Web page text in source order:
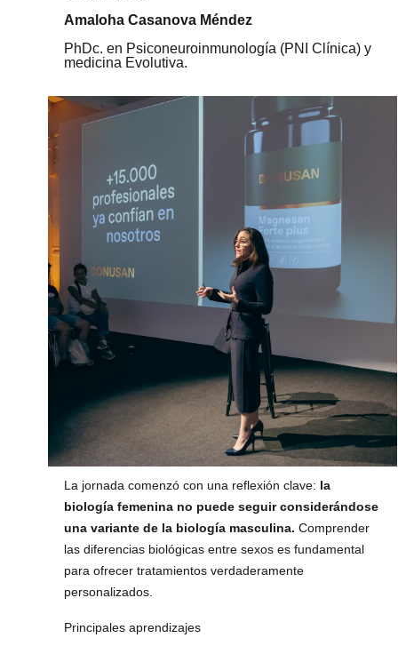
Amaloha Casanova Méndez
PhDc. en Psiconeuroinmunología (PNI Clínica) y
medicina Evolutiva.
La jornada comenzó con una reflexión clave: la
biología femenina no puede seguir considerándose
una variante de la biología masculina. Comprender
las diferencias biológicas entre sexos es fundamental
para ofrecer tratamientos verdaderamente
personalizados.
Principales aprendizajes